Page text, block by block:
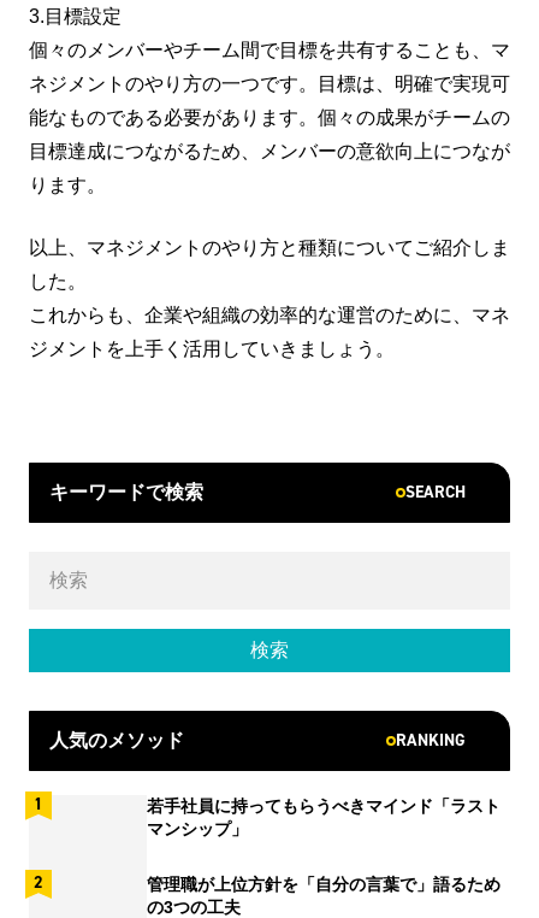
3.目標設定
個々のメンバーやチーム間で目標を共有することも、マ
ネジメントのやり方の一つです。目標は、明確で実現可
能なものである必要があります。個々の成果がチームの
目標達成につながるため、メンバーの意欲向上につなが
ります。
以上、マネジメントのやり方と種類についてご紹介しま
した。
これからも、企業や組織の効率的な運営のために、マネ
ジメントを上手く活用していきましょう。
キーワードで検索 SEARCH
人気のメソッド RANKING
若手社員に持ってもらうべきマインド「ラスト
マンシップ」
管理職が上位方針を「自分の言葉で」語るため
の3つの工夫